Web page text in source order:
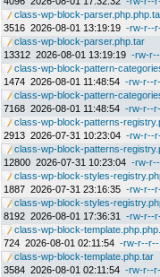
class-wp-block-
3516 2026-08-01 13:19:19 -rw-r--
class-wp-block-parser.php.tar
13312 2026-08-01 13:19:19 -rw-
class-wp-block-pattern-
1474 2026-08-01 11:48:54 -rw-r--
class-wp-block-pattern-
7168 2026-08-01 11:48:54 -rw-r--
class-wp-block-patterns-
2913 2026-07-31 10:23:04 -rw-r--
class-wp-block-patterns-
12800 2026-07-31 10:23:04 -rw-
class-wp-block-styles-
1887 2026-07-31 23:16:35 -rw-r--
class-wp-block-styles-
8192 2026-08-01 17:36:31 -rw-r--
class-wp-block-
724 2026-08-01 02:11:54 -rw-r--r--
class-wp-block-template.php.tar
3584 2026-08-01 02:11:54 -rw-r--